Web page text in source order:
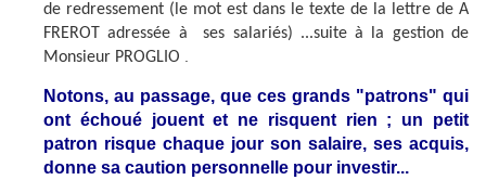
de redressement (le mot est dans le texte de la lettre de A
FREROT adressée à
ses salariés) ...suite à la gestion de
Monsieur PROGLIO .
Notons, au passage, que ces grands "patrons" qui
ont échoué jouent et ne risquent rien ; un petit
patron risque chaque jour son salaire, ses acquis,
donne sa caution personnelle pour investir...